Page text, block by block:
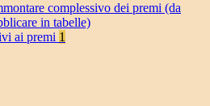
complessivo dei premi (da
in tabelle)
ai premi 1